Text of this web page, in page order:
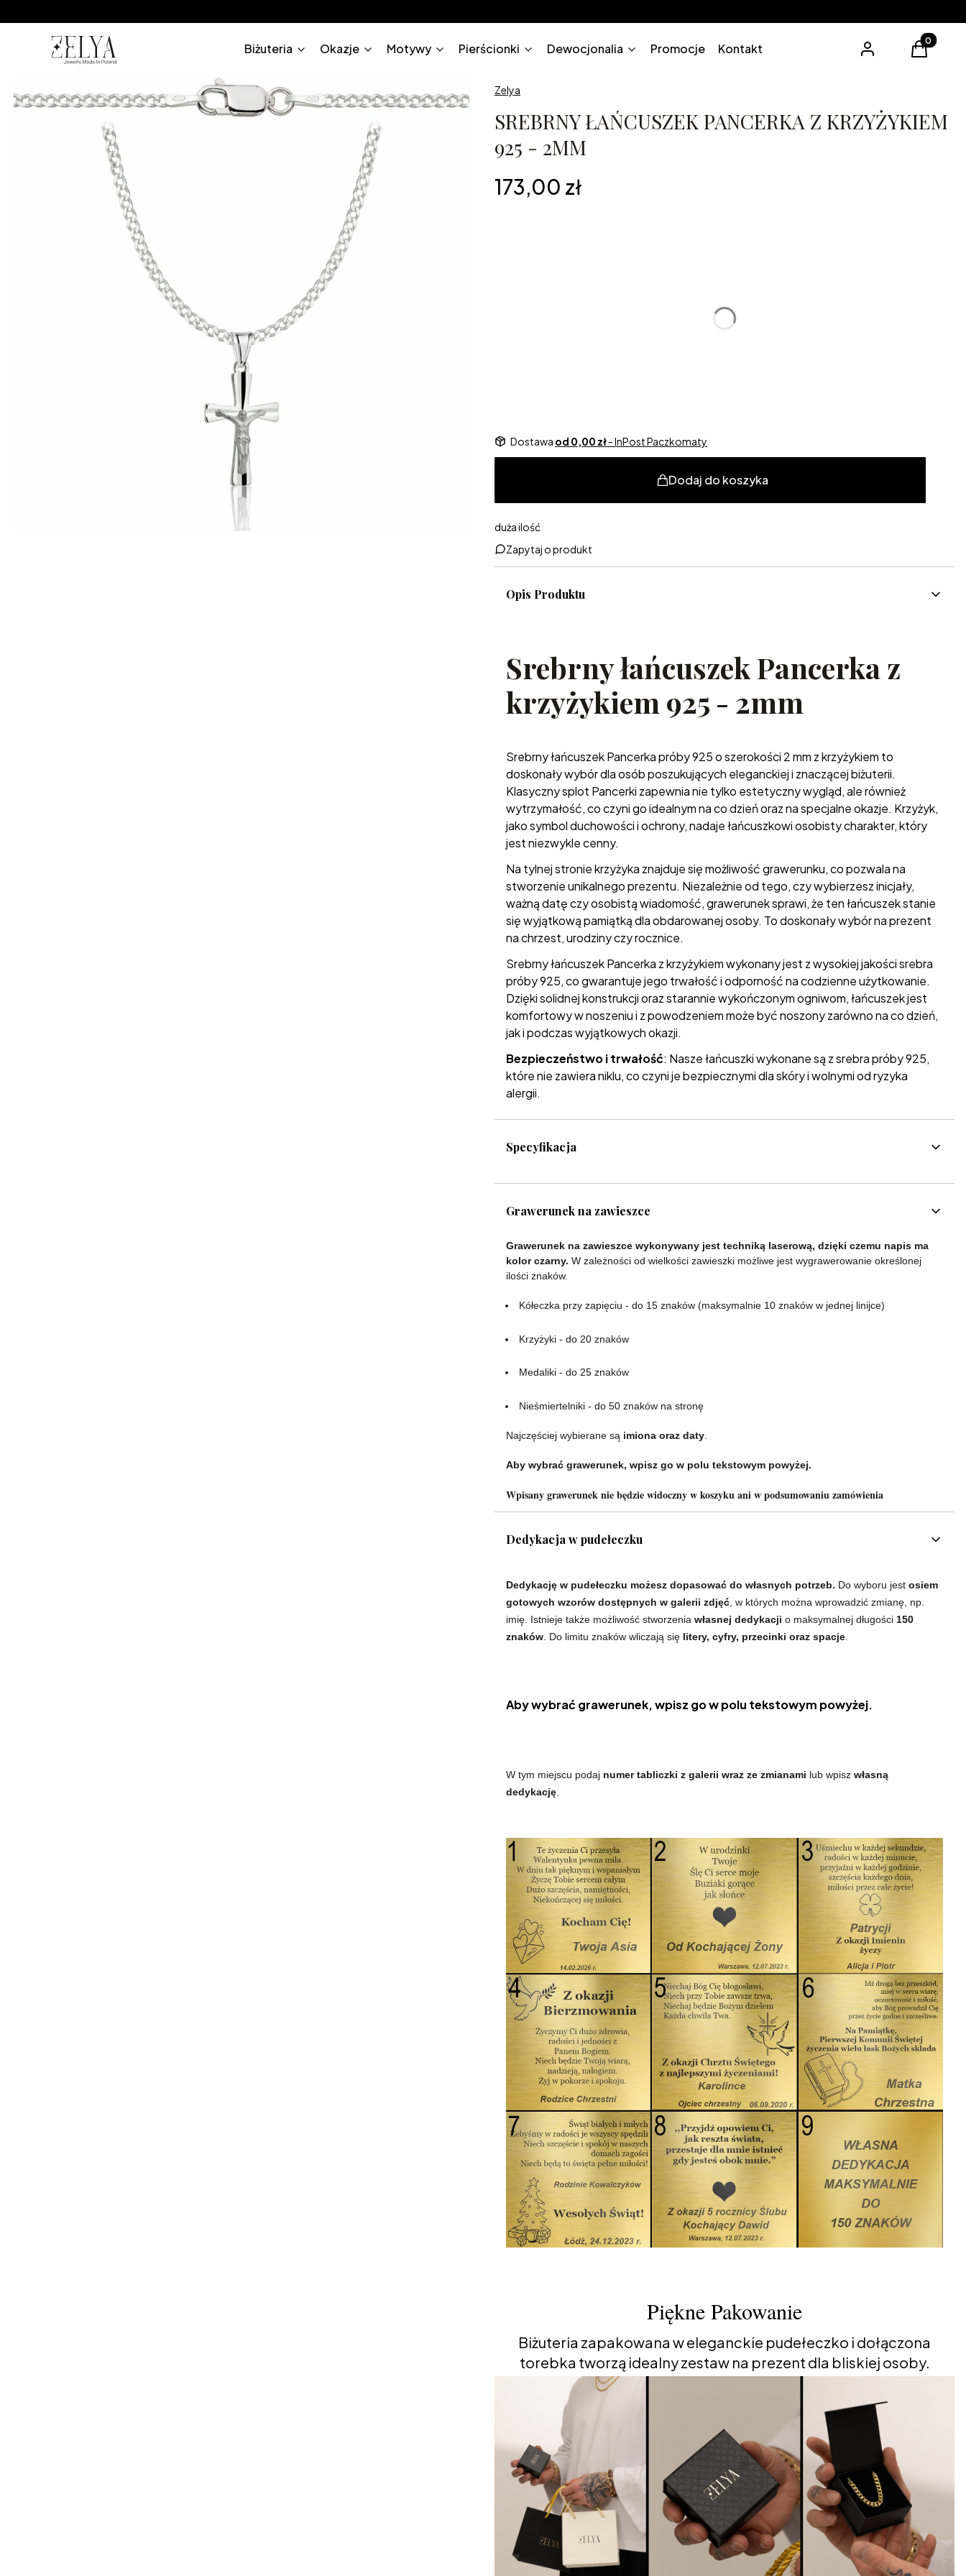
Biżuteria Okazje Motywy Pierścionki Dewocjonalia Promocje Kontakt Zaloguj się
Produkty
Koszyk
Zelya
SREBRNY ŁAŃCUSZEK PANCERKA Z KRZYŻYKIEM
925 - 2MM
Cena
173,00 zł
Dostawa od 0,00 zł- InPost Paczkomaty
Dodaj do koszyka
duża ilość
Zapytaj o produkt
Opis Produktu
Srebrny łańcuszek Pancerka z
krzyżykiem 925 - 2mm
Srebrny łańcuszek Pancerka próby 925 o szerokości 2 mm z krzyżykiem to
doskonały wybór dla osób poszukujących eleganckiej i znaczącej biżuterii.
Klasyczny splot Pancerki zapewnia nie tylko estetyczny wygląd, ale również
wytrzymałość, co czyni go idealnym na co dzień oraz na specjalne okazje. Krzyżyk,
jako symbol duchowości i ochrony, nadaje łańcuszkowi osobisty charakter, który
jest niezwykle cenny.
Na tylnej stronie krzyżyka znajduje się możliwość grawerunku, co pozwala na
stworzenie unikalnego prezentu. Niezależnie od tego, czy wybierzesz inicjały,
ważną datę czy osobistą wiadomość, grawerunek sprawi, że ten łańcuszek stanie
się wyjątkową pamiątką dla obdarowanej osoby. To doskonały wybór na prezent
na chrzest, urodziny czy rocznice.
Srebrny łańcuszek Pancerka z krzyżykiem wykonany jest z wysokiej jakości srebra
próby 925, co gwarantuje jego trwałość i odporność na codzienne użytkowanie.
Dzięki solidnej konstrukcji oraz starannie wykończonym ogniwom, łańcuszek jest
komfortowy w noszeniu i z powodzeniem może być noszony zarówno na co dzień,
jak i podczas wyjątkowych okazji.
Bezpieczeństwo i trwałość: Nasze łańcuszki wykonane są z srebra próby 925,
które nie zawiera niklu, co czyni je bezpiecznymi dla skóry i wolnymi od ryzyka
alergii.
Specyfikacja
Grawerunek na zawieszce
Grawerunek na zawieszce wykonywany jest techniką laserową, dzięki czemu napis ma
kolor czarny. W zależności od wielkości zawieszki możliwe jest wygrawerowanie określonej
ilości znaków.
Kółeczka przy zapięciu - do 15 znaków (maksymalnie 10 znaków w jednej linijce)
Krzyżyki - do 20 znaków
Medaliki - do 25 znaków
Nieśmiertelniki - do 50 znaków na stronę
Najczęściej wybierane są imiona oraz daty
Aby wybrać grawerunek, wpisz go w polu tekstowym powyżej.
Wpisany grawerunek nie będzie widoczny w koszyku ani w podsumowaniu zamówienia
Dedykacja w pudełeczku
Dedykację w pudełeczku możesz dopasować do własnych potrzeb. Do wyboru jest osiem
gotowych wzorów dostępnych w galerii zdjęć , w których można wprowadzić zmianę, np.
imię. Istnieje także możliwość stworzenia własnej dedykacji o maksymalnej długości 150
znaków . Do limitu znaków wliczają się litery, cyfry, przecinki oraz spacje
Aby wybrać grawerunek, wpisz go w polu tekstowym powyżej.
W tym miejscu podaj numer tabliczki z galerii wraz ze zmianami lub wpisz własną
dedykację
Piękne Pakowanie
Biżuteria zapakowana w eleganckie pudełeczko i dołączona
torebka tworzą idealny zestaw na prezent dla bliskiej osoby.